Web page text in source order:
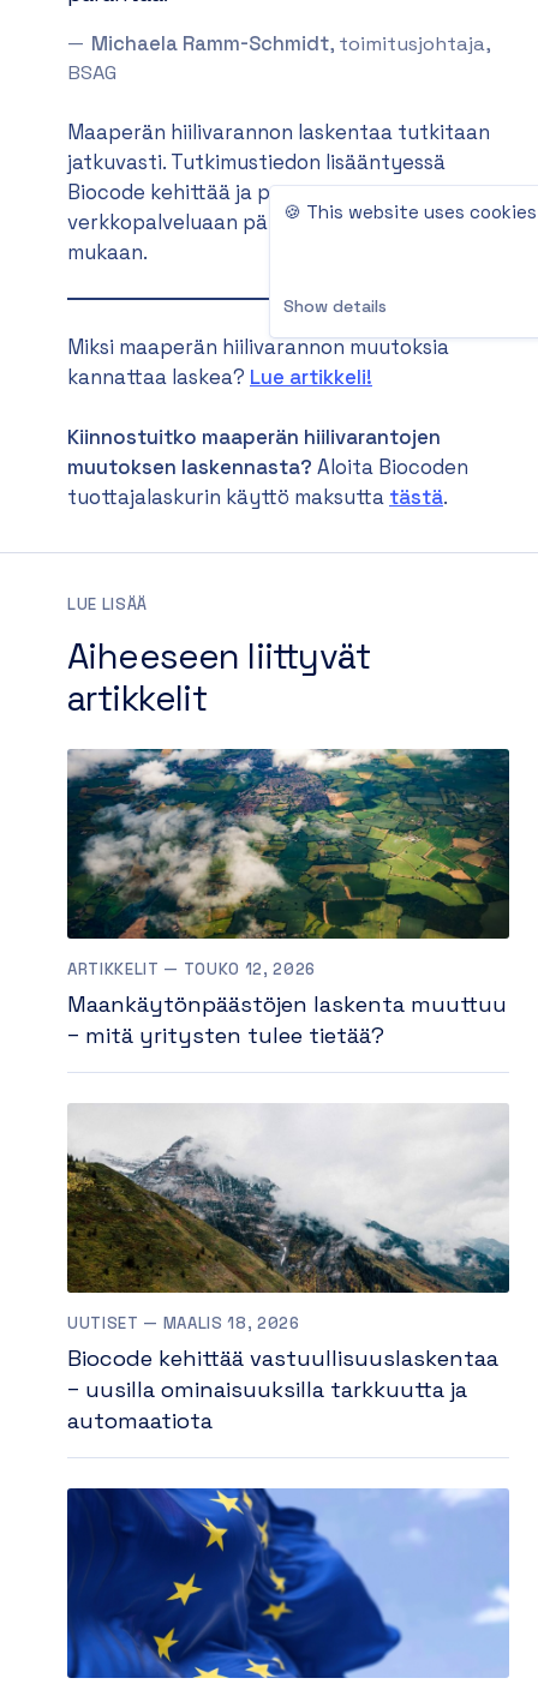
🍪 This website uses cookies
Show details
Michaela Ramm-Schmidt, toimitusjohtaja,
BSAG
Maaperän hiilivarannon laskentaa tutkitaan
jatkuvasti. Tutkimustiedon lisääntyessä
Biocode kehittää ja parantaa
verkkopalveluaan päivitettyjen ohjeiden
mukaan.
Miksi maaperän hiilivarannon muutoksia
kannattaa laskea? Lue artikkeli!
Kiinnostuitko maaperän hiilivarantojen
muutoksen laskennasta? Aloita Biocoden
tuottajalaskurin käyttö maksutta tästä.
LUE LISÄÄ
Aiheeseen liittyvät
artikkelit
ARTIKKELIT — TOUKO 12, 2026
Maankäytönpäästöjen laskenta muuttuu
– mitä yritysten tulee tietää?
UUTISET — MAALIS 18, 2026
Biocode kehittää vastuullisuuslaskentaa
– uusilla ominaisuuksilla tarkkuutta ja
automaatiota